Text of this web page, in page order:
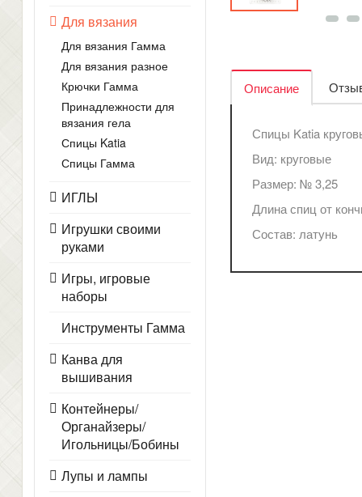
Для вязания
Для вязания Гамма
Для вязания разное
Крючки Гамма
Принадлежности для
вязания гела
Спицы Katia
Спицы Гамма
ИГЛЫ
Игрушки своими
руками
Игры, игровые
наборы
Инструменты Гамма
Канва для
вышивания
Контейнеры/
Органайзеры/
Игольницы/Бобины
Лупы и лампы
Описание
Спицы Katia
Вид: круговые
Размер: № 3,25
Длина спиц от
Состав: латунь